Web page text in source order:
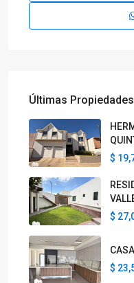
Últimas Propiedades
$
$
$